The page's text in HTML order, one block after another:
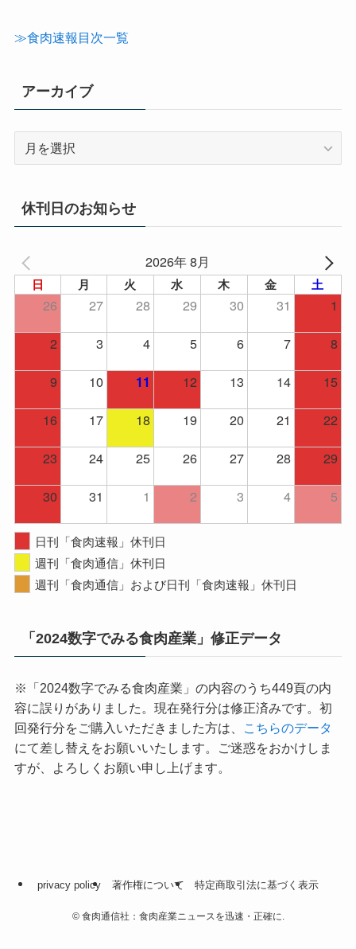
≫食肉速報目次一覧
アーカイブ
イ
ブ
休刊日のお知らせ
2026年 8月
日 月 火 水 木 金 土
26 27 28 29 30 31
1
2
3 4 5 6 7
8
9
10 11 12 13 14
15
16
17 18 19 20 21
22
23
24 25 26 27 28
29
30
31 1 2 3 4 5
日刊「食肉速報」休刊日
週刊「食肉通信」休刊日
週刊「食肉通信」および日刊「食肉速報」休刊日
「2024数字でみる食肉産業」修正データ
※「2024数字でみる食肉産業」の内容のうち449頁の内
容に誤りがありました。現在発行分は修正済みです。初
回発行分をご購入いただきました方は、
こちらのデータ
にて差し替えをお願いいたします。ご迷惑をおかけしま
すが、よろしくお願い申し上げます。
privacy policy 著作権について 特定商取引法に基づく表示
©食肉通信社：食肉産業ニュースを迅速・正確に.